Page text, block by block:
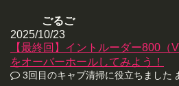
ごるご
2025/10/23
【最終回】イントルーダー800（
をオーバーホールしてみよう！
3回目のキャブ清掃に役立ちました